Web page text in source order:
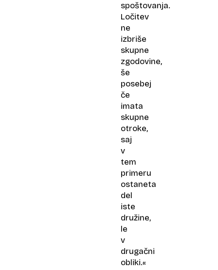
spoštovanja.
Ločitev
ne
izbriše
skupne
zgodovine,
še
posebej
če
imata
skupne
otroke,
saj
v
tem
primeru
ostaneta
del
iste
družine,
le
v
drugačni
obliki.«